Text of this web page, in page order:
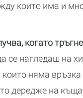
които има и
когато
се нагледаш на
които няма
дередже на